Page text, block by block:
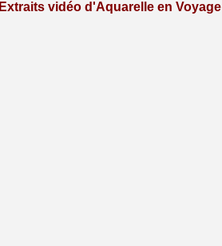
Extraits vidéo d'Aquarelle en